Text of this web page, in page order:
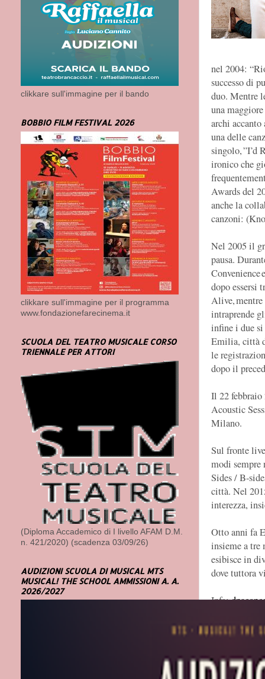
nel 2004:
successo di
duo. Mentre
una
archi
una delle
singolo, ”I’d
ironico che
Awards del
anche la
canzoni:
Nel 2005 il
pausa.
dopo essersi
Alive,
intraprende
infine i due
Emilia, città
le
dopo il
Il 22 febbraio
Acoustic
Milano.
Sul fronte
modi sempre
Sides / B-
città. Nel
interezza,
Otto anni fa
insieme a tre
esibisce in
dove tuttora
Info:
TAM -
Infoline:
clikkare sull'immagine per il bando
BOBBIO FILM FESTIVAL 2026
clikkare sull'immagine per il programma
www.fondazionefarecinema.it
SCUOLA DEL TEATRO MUSICALE CORSO
TRIENNALE PER ATTORI
(Diploma Accademico di I livello AFAM D.M.
n. 421/2020) (scadenza 03/09/26)
AUDIZIONI SCUOLA DI MUSICAL MTS
MUSICAL! THE SCHOOL AMMISSIONI A. A.
2026/2027